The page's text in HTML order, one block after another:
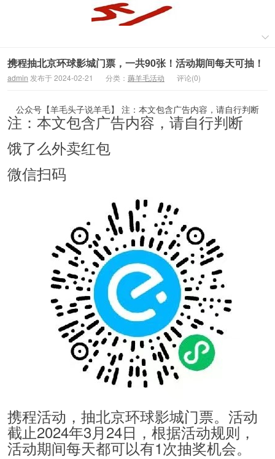
携程抽北京环球影城门票，一共90张！活动期间每天可抽！
admin 发布于 2024-02-21 分类： 薅羊毛活动 评论(0)
公众号【羊毛头子说羊毛】 注：本文包含广告内容，请自行判断
注：本文包含广告内容，请自行判断
饿了么外卖红包
微信扫码
携程活动，抽北京环球影城门票。活动
截止2024年3月24日，根据活动规则，
活动期间每天都可以有1次抽奖机会。